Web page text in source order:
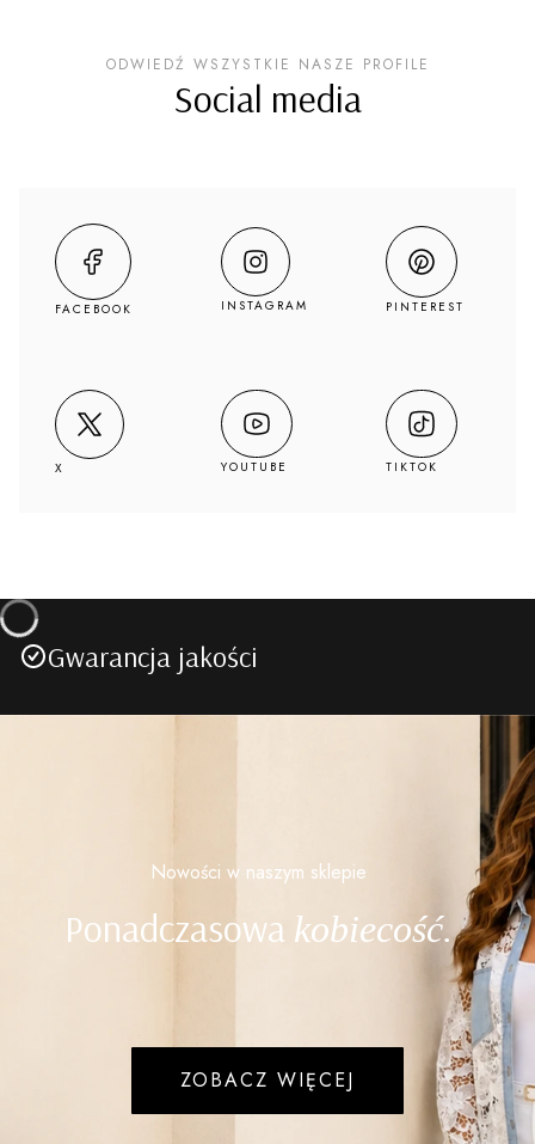
ODWIEDŹ WSZYSTKIE NASZE PROFILE
Social media
FACEBOOK INSTAGRAM PINTEREST
X YOUTUBE TIKTOK
Gwarancja jakości
Nowości w naszym sklepie
Ponadczasowa kobiecość.
ZOBACZ WIĘCEJ